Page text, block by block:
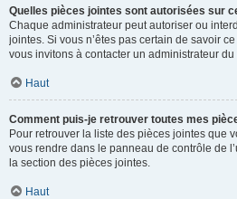
Quelles pièces jointes sont autorisées sur
Chaque administrateur peut autoriser ou
jointes. Si vous n’êtes pas certain de savoir
vous invitons à contacter un administrateur du
Haut
Comment puis-je retrouver toutes mes
Pour retrouver la liste des pièces jointes que
vous rendre dans le panneau de contrôle de
la section des pièces jointes.
Haut